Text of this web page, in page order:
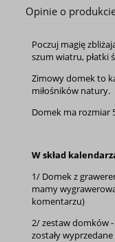
Opinie o
Poczuj magię
szum wiatru, płatki
Zimowy domek to
miłośników natury.
Domek ma rozmiar
W skład
1/ Domek z
mamy
komentarzu)
2/ zestaw domków
zostały